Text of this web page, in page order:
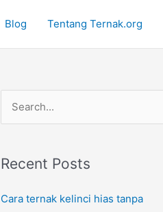
Blog Tentang Ternak.org
r
h
Recent Posts
Cara ternak kelinci hias tanpa